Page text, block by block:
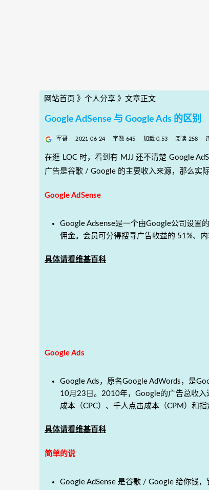
网站首页 》 个人分享 》 文章正文
Google AdSense 与 Google Ads 的区别
军哥 2021-06-24 字数 645 加载 0.53 阅读 258
在逛 LOC 时，看到有 MJJ 还不清楚 Google
广告是谷歌 / Google 的主要收入来源，那么实
Google AdSense
Google Adsense是一个由Google公司设置
佣金。会员可分得搜寻广告收益的 51%、内
具体请看维基百科
Google Ads
Google Ads，原名Google AdWords，是
10月23日。2010年，Google的广告总收
成本（CPC）、千人点击成本（CPM）和指
具体请看维基百科
简单的说
Google AdSense 是谷歌 / Google 给你钱